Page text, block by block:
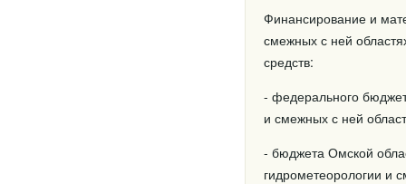
Финансирование и
смежных с ней
средств:
- федерального
и смежных с ней
- бюджета Омской
гидрометеорологии и